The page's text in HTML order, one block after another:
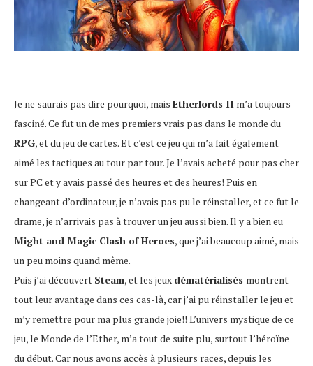
Je ne saurais pas dire pourquoi, mais Etherlords II m’a toujours
fasciné. Ce fut un de mes premiers vrais pas dans le monde du
RPG, et du jeu de cartes. Et c’est ce jeu qui m’a fait également
aimé les tactiques au tour par tour. Je l’avais acheté pour pas cher
sur PC et y avais passé des heures et des heures! Puis en
changeant d’ordinateur, je n’avais pas pu le réinstaller, et ce fut le
drame, je n’arrivais pas à trouver un jeu aussi bien. Il y a bien eu
Might and Magic Clash of Heroes, que j’ai beaucoup aimé, mais
un peu moins quand même.
Puis j’ai découvert Steam, et les jeux dématérialisés montrent
tout leur avantage dans ces cas-là, car j’ai pu réinstaller le jeu et
m’y remettre pour ma plus grande joie!! L’univers mystique de ce
jeu, le Monde de l’Ether, m’a tout de suite plu, surtout l’héroïne
du début. Car nous avons accès à plusieurs races, depuis les